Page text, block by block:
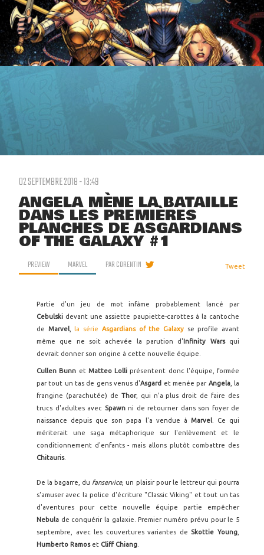
02 SEPTEMBRE 2018 - 13:49
ANGELA MÈNE LA BATAILLE
DANS LES PREMIÈRES
PLANCHES DE ASGARDIANS
OF THE GALAXY #1
PREVIEW MARVEL PARCORENTIN Tweet
Partie d'un jeu de mot infâme probablement lancé par
Cebulski devant une assiette paupiette-carottes à la cantoche
de Marvel, la série Asgardians of the Galaxyse profile avant
même que ne soit achevée la parution d'Infinity Warsqui
devrait donner son origine à cette nouvelle équipe.
Cullen Bunn et Matteo Lolli présentent donc l'équipe, formée
par tout un tas de gens venus d'Asgard et menée par Angela, la
frangine (parachutée) de Thor, qui n'a plus droit de faire des
trucs d'adultes avec Spawnni de retourner dans son foyer de
naissance depuis que son papa l'a vendue à Marvel. Ce qui
mériterait une saga métaphorique sur l'enlèvement et le
conditionnement d'enfants - mais allons plutôt combattre des
Chitauris.
De la bagarre, du fanservice, un plaisir pour le lettreur qui pourra
s'amuser avec la police d'écriture "Classic Viking" et tout un tas
d'aventures pour cette nouvelle équipe partie empêcher
Nebula de conquérir la galaxie. Premier numéro prévu pour le 5
septembre, avec les couvertures variantes de Skottie Young
Humberto Ramoset Cliff Chiang